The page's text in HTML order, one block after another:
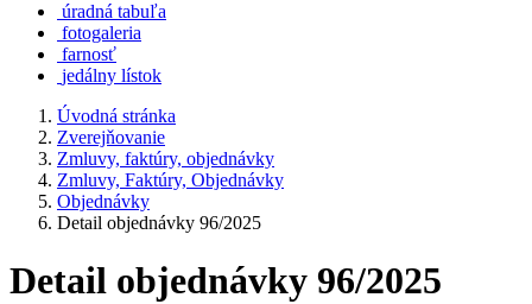
úradná tabuľa
fotogaleria
farnosť
jedálny lístok
Úvodná stránka
Zverejňovanie
Zmluvy, faktúry, objednávky
Zmluvy, Faktúry, Objednávky
Objednávky
Detail objednávky 96/2025
Detail objednávky 96/2025